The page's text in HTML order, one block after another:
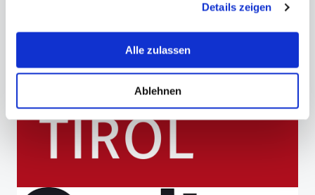
erklären Ihnen genau, was eine Datenübermittlung in die
USA bedeuten kann.
Details zeigen
Alle zulassen
Ablehnen